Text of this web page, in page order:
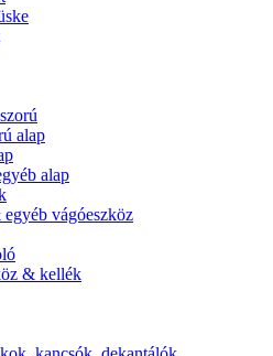
alap
alap
vágóeszköz
& kellék